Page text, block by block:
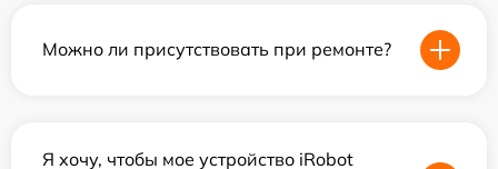
Можно ли присутствовать при ремонте?
Я хочу, чтобы мое устройство iRobot